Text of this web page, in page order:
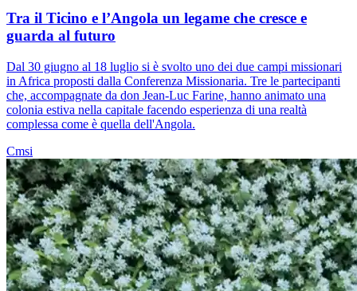
Tra il Ticino e l’Angola un legame che cresce e
guarda al futuro
Dal 30 giugno al 18 luglio si è svolto uno dei due campi missionari
in Africa proposti dalla Conferenza Missionaria. Tre le partecipanti
che, accompagnate da don Jean-Luc Farine, hanno animato una
colonia estiva nella capitale facendo esperienza di una realtà
complessa come è quella dell'Angola.
Cmsi